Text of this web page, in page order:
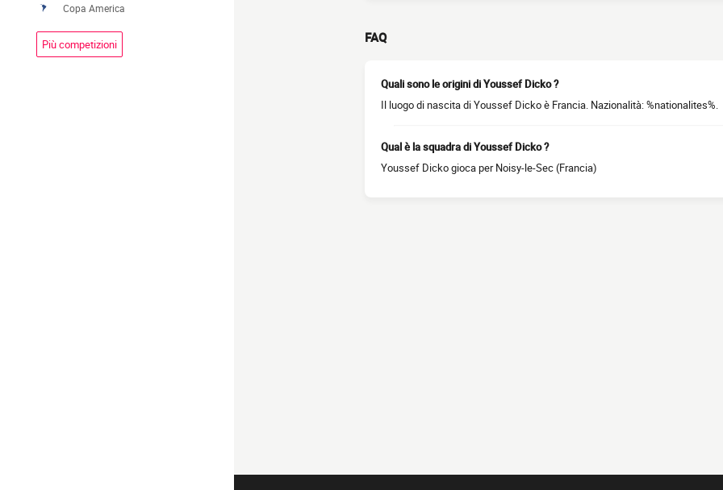
Copa America
Più competizioni FAQ
Quali sono le origini di Youssef Dicko ?
Il luogo di nascita di Youssef Dicko è Francia. Nazionalità: %nationalites%.
Qual è la squadra di Youssef Dicko ?
Youssef Dicko gioca per Noisy-le-Sec (Francia)